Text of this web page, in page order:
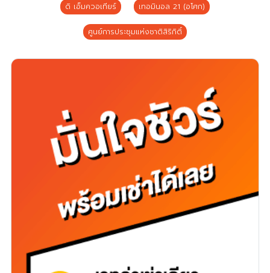
ดิ เอ็มควอเทียร์ เทอมินอล 21 (อโศก)
ศูนย์การประชุมแห่งชาติสิริกิติ์